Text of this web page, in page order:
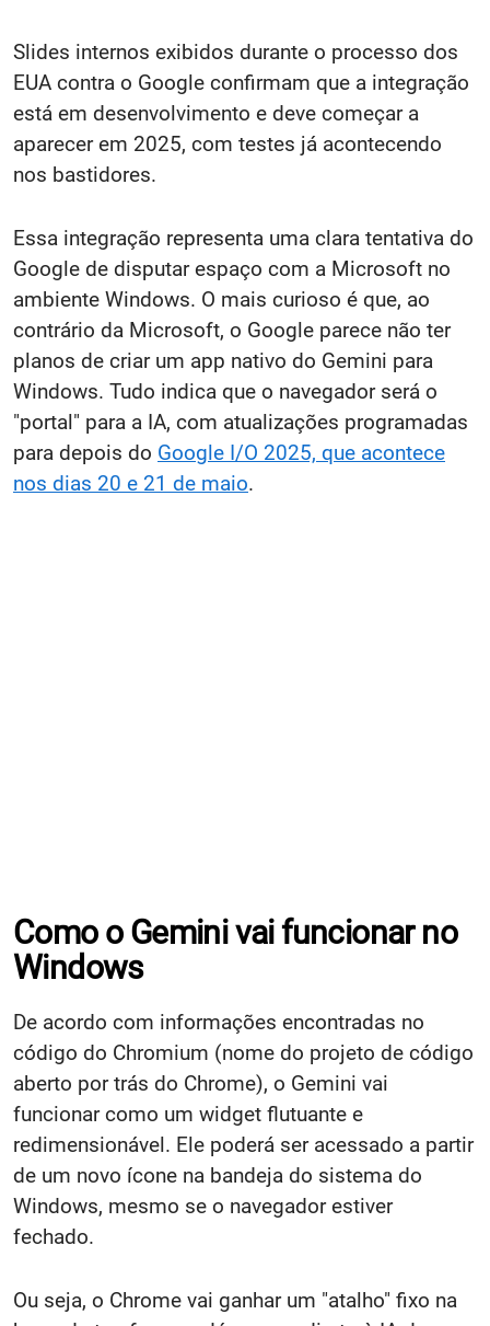
Slides internos exibidos durante o processo dos
EUA contra o Google confirmam que a integração
está em desenvolvimento e deve começar a
aparecer em 2025, com testes já acontecendo
nos bastidores.
Essa integração representa uma clara tentativa do
Google de disputar espaço com a Microsoft no
ambiente Windows. O mais curioso é que, ao
contrário da Microsoft, o Google parece não ter
planos de criar um app nativo do Gemini para
Windows. Tudo indica que o navegador será o
"portal" para a IA, com atualizações programadas
para depois do Google I/O 2025, que acontece
nos dias 20 e 21 de maio.
Como o Gemini vai funcionar no
Windows
De acordo com informações encontradas no
código do Chromium (nome do projeto de código
aberto por trás do Chrome), o Gemini vai
funcionar como um widget flutuante e
redimensionável. Ele poderá ser acessado a partir
de um novo ícone na bandeja do sistema do
Windows, mesmo se o navegador estiver
fechado.
Ou seja, o Chrome vai ganhar um "atalho" fixo na